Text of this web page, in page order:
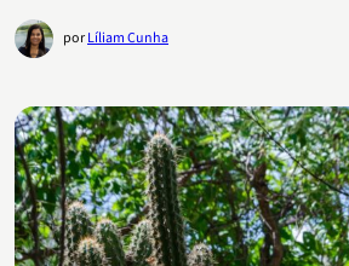
porLíliam Cunha